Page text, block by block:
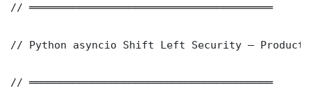
// ═══════════════════════════════════════
// Python asyncio Shift Left Security —
// ═══════════════════════════════════════